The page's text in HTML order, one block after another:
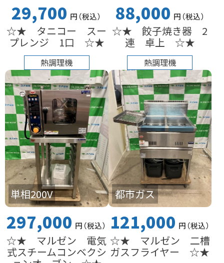
29,700 円（税込）
☆★ タニコー スー
プレンジ 1口 ☆★
熱調理機
88,000 円（税込）
☆★ 餃子焼き器 2
連 卓上 ☆★
熱調理機
単相200V
297,000 円（税込）
☆★ マルゼン 電気
式スチームコンベクシ
都市ガス
121,000 円（税込）
☆★ マルゼン 二槽
ガスフライヤー ☆★